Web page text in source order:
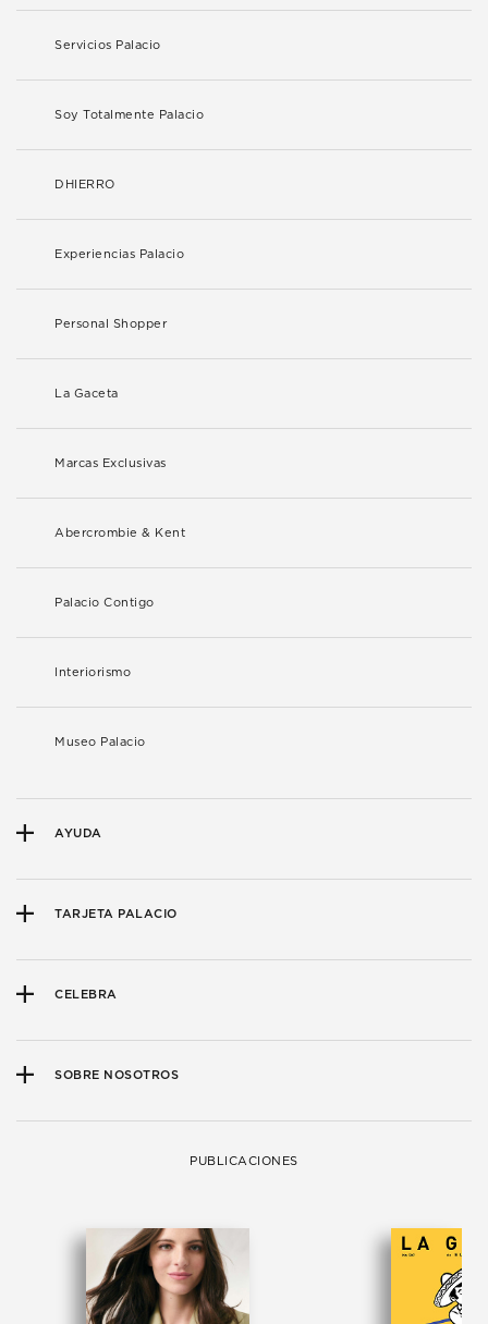
Servicios Palacio
Soy Totalmente Palacio
DHIERRO
Experiencias Palacio
Personal Shopper
La Gaceta
Marcas Exclusivas
Abercrombie & Kent
Palacio Contigo
Interiorismo
Museo Palacio
AYUDA
TARJETA PALACIO
CELEBRA
SOBRE NOSOTROS
PUBLICACIONES